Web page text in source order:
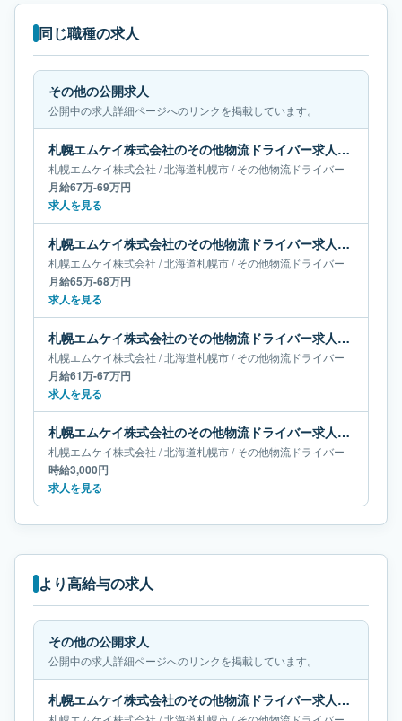
同じ職種の求人
その他の公開求人
公開中の求人詳細ページへのリンクを掲載しています。
札幌エムケイ株式会社のその他物流ドライバー求人｜北海道札幌市｜月給67万-69万円
札幌エムケイ株式会社 /北海道札幌市/その他物流ドライバー
月給67万-69万円
求人を見る
札幌エムケイ株式会社のその他物流ドライバー求人｜北海道札幌市｜月給65万-68万円
札幌エムケイ株式会社 /北海道札幌市/その他物流ドライバー
月給65万-68万円
求人を見る
札幌エムケイ株式会社のその他物流ドライバー求人｜北海道札幌市｜月給61万-67万円
札幌エムケイ株式会社 /北海道札幌市/その他物流ドライバー
月給61万-67万円
求人を見る
札幌エムケイ株式会社のその他物流ドライバー求人｜北海道札幌市
札幌エムケイ株式会社 /北海道札幌市/その他物流ドライバー
時給3,000円
求人を見る
より高給与の求人
その他の公開求人
公開中の求人詳細ページへのリンクを掲載しています。
札幌エムケイ株式会社のその他物流ドライバー求人｜北海道札幌市｜月給67万-69万円